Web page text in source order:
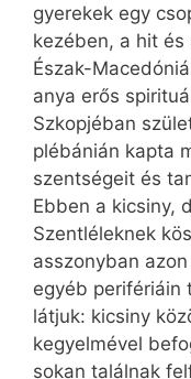
gyerekek egy
kezében, a hit és
Észak-
anya erős
Szkopjéban
plébánián kapta
szentségeit és
Ebben a kicsiny,
Szentléleknek
asszonyban
egyéb perifériáin
látjuk: kicsiny
kegyelmével
sokan találnak